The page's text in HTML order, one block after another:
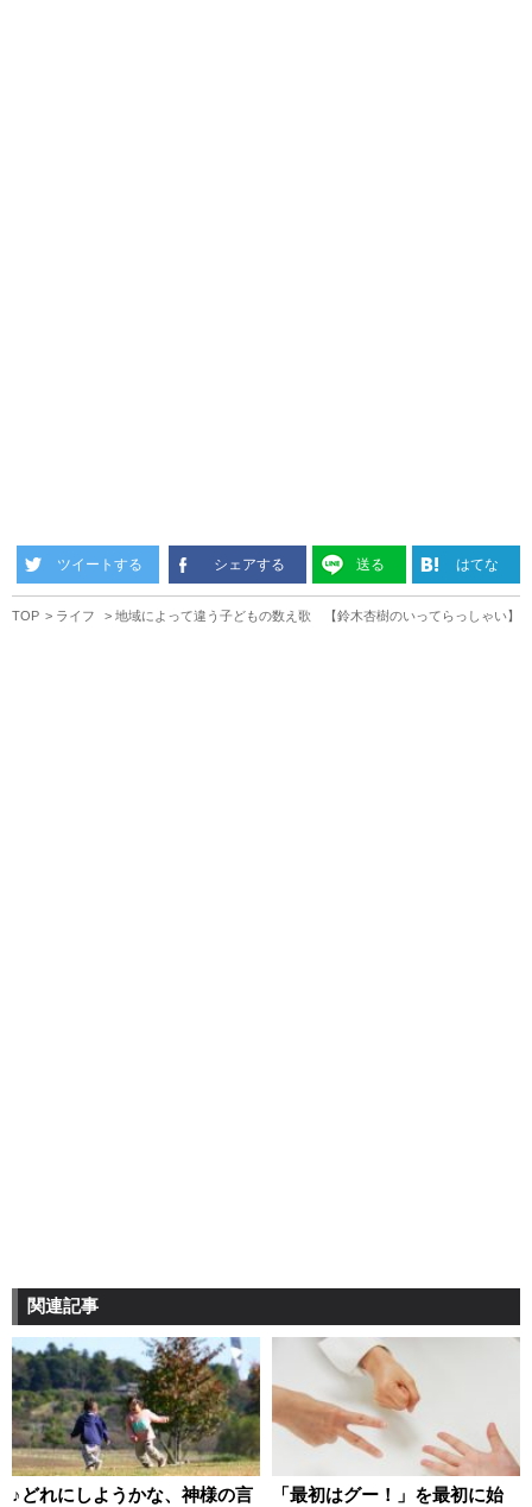
ツイートする シェアする 送る はてな
TOP ライフ 地域によって違う子どもの数え歌 【鈴木杏樹のいってらっしゃい】
関連記事
♪どれにしようかな、神様の言
「最初はグー！」を最初に始